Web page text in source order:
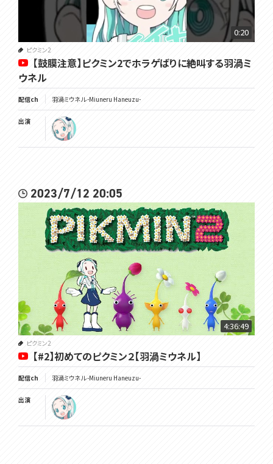
0:20
ピクミン2
【鼓膜注意】ピクミン2でホラゲばりに絶叫する羽渦ミ
ウネル
配信ch 羽渦ミウネル -Miuneru Haneuzu-
出演
2023/7/12 20:05
4:36:49
ピクミン2
【#2】初めてのピクミン２【羽渦ミウネル】
配信ch 羽渦ミウネル -Miuneru Haneuzu-
出演